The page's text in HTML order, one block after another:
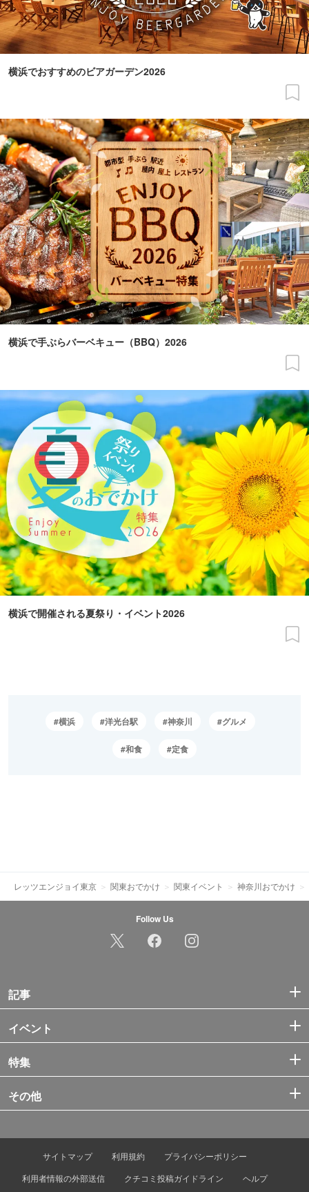
横浜でおすすめのビアガーデン2026
横浜で手ぶらバーベキュー（BBQ）2026
横浜で開催される夏祭り・イベント2026
横浜 洋光台駅 神奈川 グルメ
和食 定食
レッツエンジョイ東京 関東おでかけ 関東イベント 神奈川おでかけ
Follow Us
記事
イベント
特集
その他
サイトマップ 利用規約
プライバシーポリシー
利用者情報の外部送信
クチコミ投稿ガイドライン ヘルプ